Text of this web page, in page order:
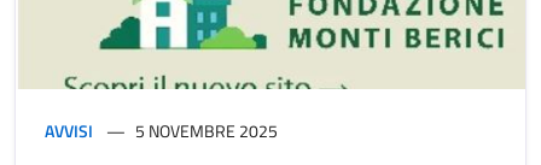
AVVISI 5 NOVEMBRE 2025